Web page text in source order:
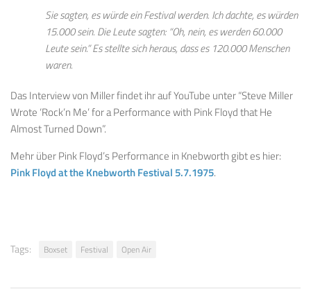
Sie sagten, es würde ein Festival werden. Ich dachte, es würden
15.000 sein. Die Leute sagten: “Oh, nein, es werden 60.000
Leute sein.” Es stellte sich heraus, dass es 120.000 Menschen
waren.
Das Interview von Miller findet ihr auf YouTube unter “Steve Miller
Wrote ‘Rock’n Me’ for a Performance with Pink Floyd that He
Almost Turned Down”.
Mehr über Pink Floyd’s Performance in Knebworth gibt es hier:
Pink Floyd at the Knebworth Festival 5.7.1975.
Tags: Boxset Festival Open Air